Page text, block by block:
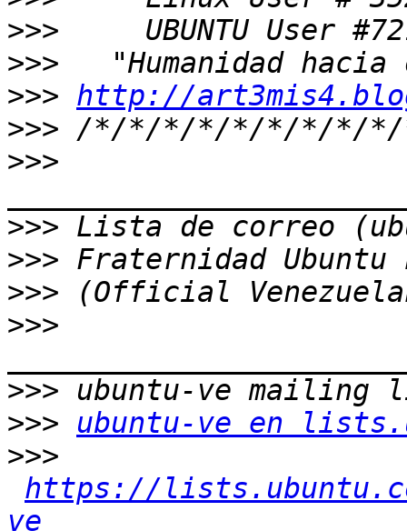
>>>
>>>
>>> http://
>>>
>>>
>>>
>>>
>>>
>>>
>>>
>>>
ubuntu-ve en
>>>
https://
ve